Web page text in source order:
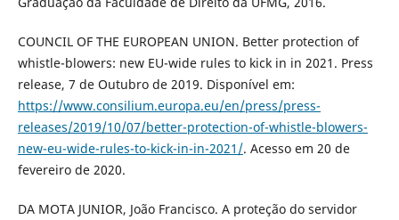
COUNCIL OF THE EUROPEAN UNION. Better protection of
whistle-blowers: new EU-wide rules to kick in in 2021. Press
release, 7 de Outubro de 2019. Disponível em:
https://www.consilium.europa.eu/en/press/press-
releases/2019/10/07/better-protection-of-whistle-blowers-
new-eu-wide-rules-to-kick-in-in-2021/. Acesso em 20 de
fevereiro de 2020.
DA MOTA JUNIOR, João Francisco. A proteção do servidor